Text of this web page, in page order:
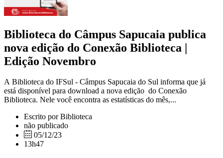
Biblioteca do Câmpus Sapucaia publica
nova edição do Conexão Biblioteca |
Edição Novembro
A Biblioteca do IFSul - Câmpus Sapucaia do Sul informa que já
está disponível para download a nova edição do Conexão
Biblioteca. Nele você encontra as estatísticas do mês,...
Escrito por Biblioteca
não publicado
05/12/23
13h47